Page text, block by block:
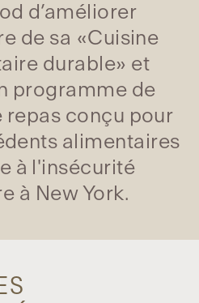
d’améliorer
de sa «Cuisine
durable» et
programme de
repas conçu pour
alimentaires
à l'insécurité
à New York.